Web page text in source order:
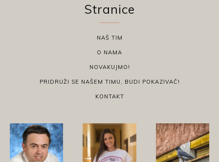
Stranice
NAŠ TIM
O NAMA
NOVAKUJMO!
PRIDRUŽI SE NAŠEM TIMU, BUDI POKAZIVAČ!
KONTAKT